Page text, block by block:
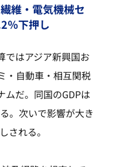
維・電気機械セ
％下押し
ではアジア新興国お
・自動車・相互関税
ムだ。同国のGDPは
。次いで影響が大き
される。